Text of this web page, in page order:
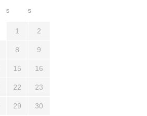
S S
1 2
8 9
15 16
22 23
29 30